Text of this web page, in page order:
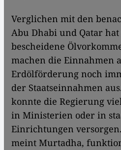
Verglichen mit den
Abu Dhabi und Qatar
bescheidene
machen die Einnahmen
Erdölförderung noch
der Staatseinnahmen
konnte die Regierung
in Ministerien oder in
Einrichtungen
meint Murtadha,